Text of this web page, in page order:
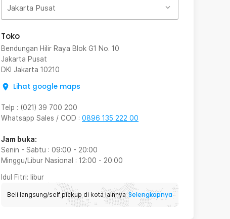
Jakarta Pusat
Toko
Bendungan Hilir Raya Blok G1 No. 10
Jakarta Pusat
DKI Jakarta 10210
Lihat google maps
Telp : (021) 39 700 200
Whatsapp Sales / COD : 0896 135 222 00
Jam buka:
Senin - Sabtu : 09:00 - 20:00
Minggu/Libur Nasional : 12:00 - 20:00
Idul Fitri: libur
Beli langsung/self pickup di kota lainnya Selengkapnya